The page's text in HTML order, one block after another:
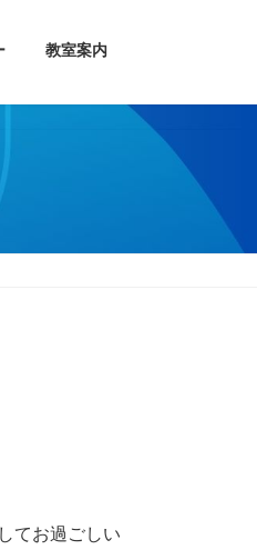
教室案内
てお過ごしい